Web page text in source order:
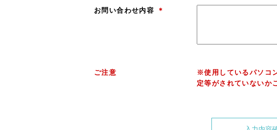
お問い合わせ内容 ＊
ご注意
※使用しているパソコ
定等がされていないか